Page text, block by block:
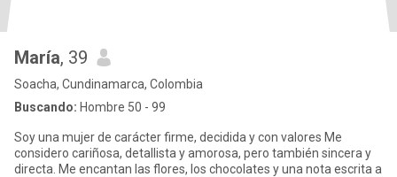
María, 39
Soacha, Cundinamarca, Colombia
Buscando: Hombre 50 - 99
Soy una mujer de carácter firme, decidida y con valores Me
considero cariñosa, detallista y amorosa, pero también sincera y
directa. Me encantan las flores, los chocolates y una nota escrita a